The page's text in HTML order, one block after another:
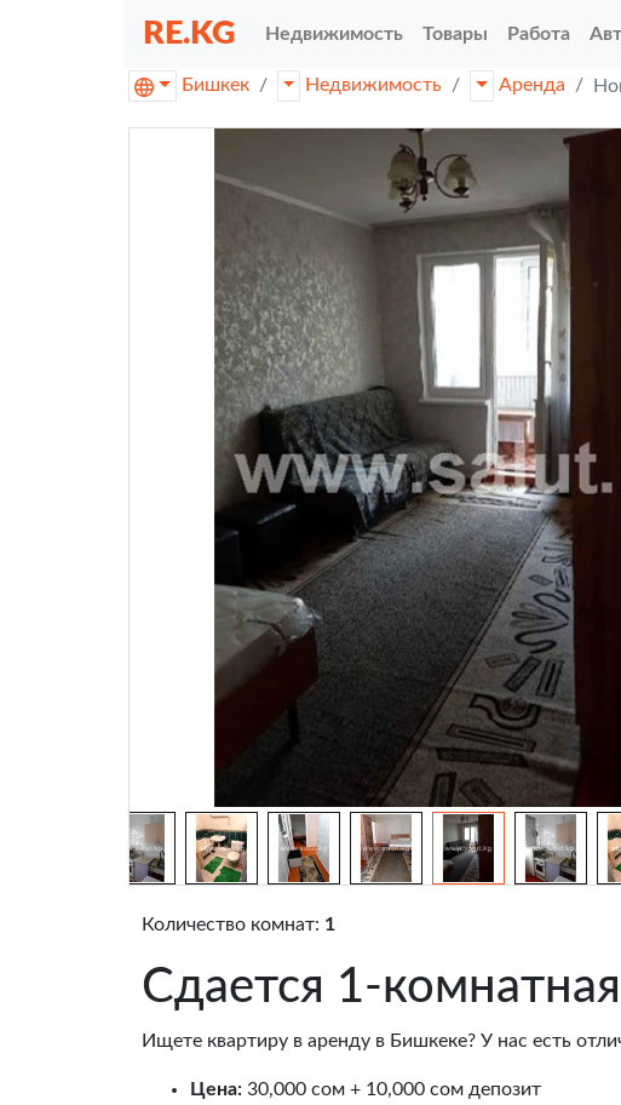
RE.KG Недвижимость Товары Работа
Бишкек Недвижимость Аренда
Количество комнат: 1
Сдается 1-
Ищете квартиру в аренду в Бишкеке? У нас есть
Цена: 30,000 сом + 10,000 сом депозит